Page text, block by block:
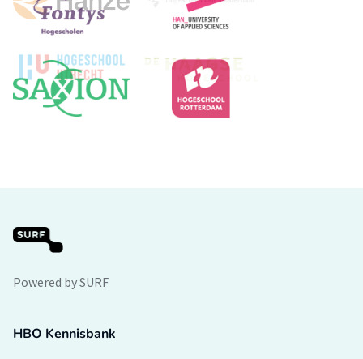
Powered by SURF
HBO Kennisbank